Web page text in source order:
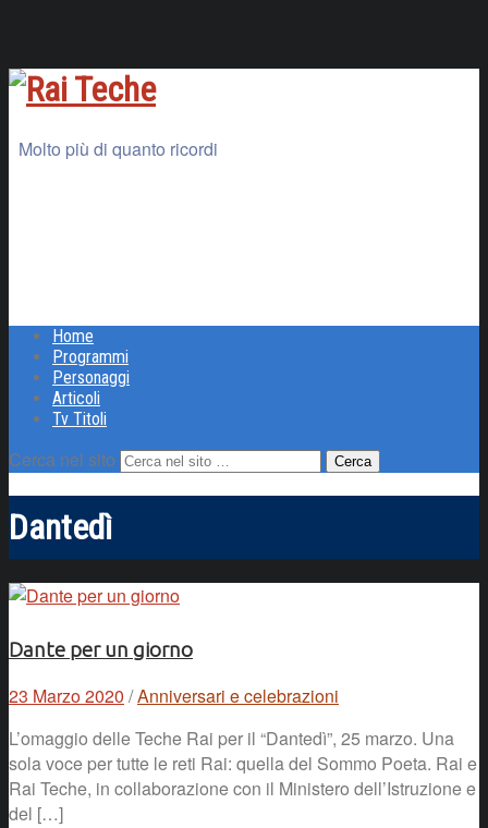
Molto più di quanto ricordi
Home
Programmi
Personaggi
Articoli
Tv Titoli
Cerca nel sito
Dantedì
Dante per un giorno
23 Marzo 2020 /Anniversari e celebrazioni
L’omaggio delle Teche Rai per il “Dantedì”, 25 marzo. Una
sola voce per tutte le reti Rai: quella del Sommo Poeta. Rai e
Rai Teche, in collaborazione con il Ministero dell’Istruzione e
del […]